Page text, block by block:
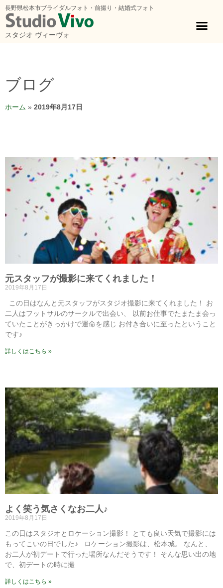
長野県松本市ブライダルフォト・前撮り・結婚式フォト
スタジオ ヴィーヴォ
ブログ
ホーム » 2019年8月17日
元スタッフが撮影に来てくれました！
2019年8月17日
この日はなんと元スタッフがスタジオ撮影に来てくれました！ お
二人はフットサルのサークルで出会い、 以前お仕事でたまたま会っ
ていたことがきっかけで運命を感じ お付き合いに至ったということ
です♪
詳しくはこちら »
よく笑う気さくなお二人♪
2019年8月17日
この日はスタジオとロケーション撮影！ とても良い天気で撮影には
もってこいの日でした♪ ロケーション撮影は、松本城。 なんと、
お二人が初デートで行った場所なんだそうです！ そんな思い出の地
で、初デートの時に撮
詳しくはこちら »